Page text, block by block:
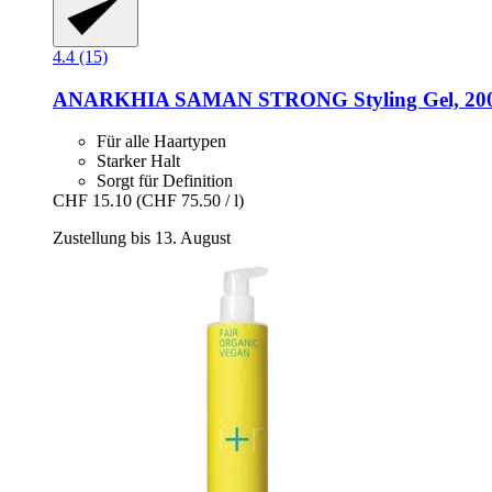
4.4 (15)
ANARKHIA SAMAN STRONG Styling Gel,
Für alle Haartypen
Starker Halt
Sorgt für Definition
CHF 15.10 (CHF 75.50 / l)
Zustellung bis 13. August